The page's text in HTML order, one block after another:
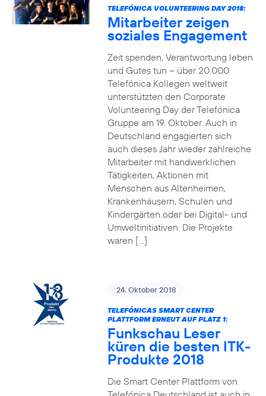
TELEFÓNICA VOLUNTEERING DAY 2018:
Mitarbeiter zeigen
soziales Engagement
Zeit spenden, Verantwortung leben
und Gutes tun – über 20.000
Telefónica Kollegen weltweit
unterstützten den Corporate
Volunteering Day der Telefónica
Gruppe am 19. Oktober. Auch in
Deutschland engagierten sich
auch dieses Jahr wieder zahlreiche
Mitarbeiter mit handwerklichen
Tätigkeiten, Aktionen mit
Menschen aus Altenheimen,
Krankenhäusern, Schulen und
Kindergärten oder bei Digital- und
Umweltinitiativen. Die Projekte
waren […]
24. Oktober 2018
TELEFÓNICAS SMART CENTER
PLATTFORM ERNEUT AUF PLATZ 1:
Funkschau Leser
küren die besten ITK-
Produkte 2018
Die Smart Center Plattform von